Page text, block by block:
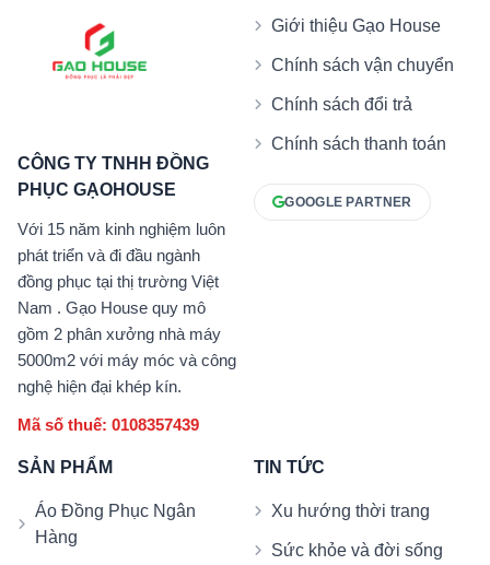
CÔNG TY TNHH ĐỒNG
PHỤC GẠOHOUSE
Với 15 năm kinh nghiệm luôn
phát triển và đi đầu ngành
đồng phục tại thị trường Việt
Nam . Gạo House quy mô
gồm 2 phân xưởng nhà máy
5000m2 với máy móc và công
nghệ hiện đại khép kín.
Mã số thuế: 0108357439
Giới thiệu Gạo House
Chính sách vận chuyển
Chính sách đổi trả
Chính sách thanh toán
GOOGLE PARTNER
SẢN PHẨM
Áo Đồng Phục Ngân
Hàng
TIN TỨC
Xu hướng thời trang
Sức khỏe và đời sống